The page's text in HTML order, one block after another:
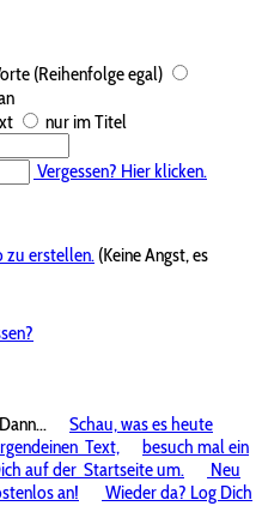
(Reihenfolge egal)
nur im Titel
Vergessen? Hier klicken.
zu erstellen. (Keine Angst, es
Dann...
Schau, was es heute
Text,
besuch mal ein
auf der Startseite um.
Neu
an!
Wieder da? Log Dich